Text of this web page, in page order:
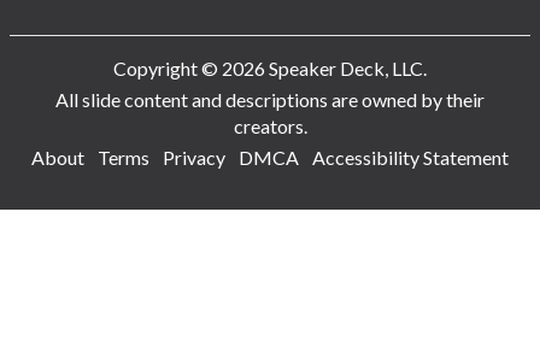
Copyright © 2026 Speaker Deck, LLC.
All slide content and descriptions are owned by their
creators.
About
Terms Privacy DMCA Accessibility Statement